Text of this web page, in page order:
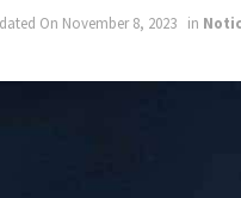
On November 8, 2023 in